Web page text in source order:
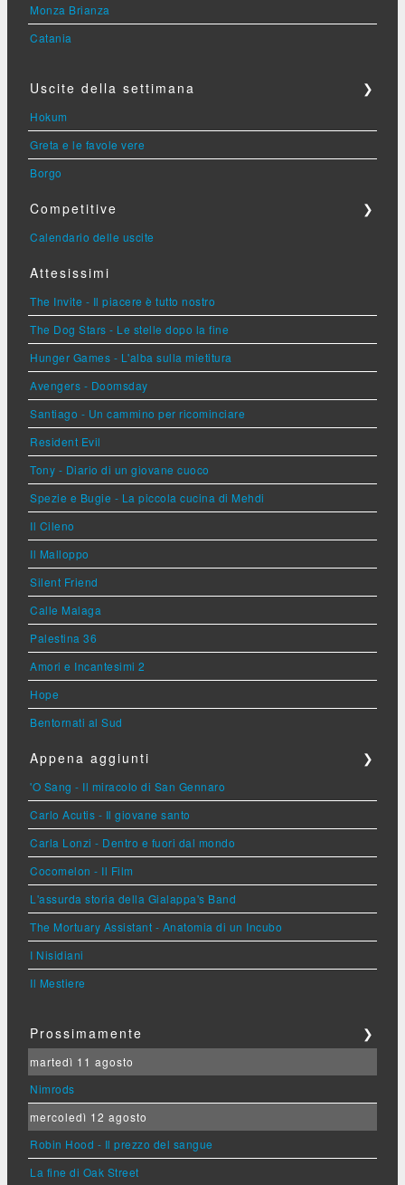
Monza Brianza
Catania
Uscite della settimana ❯
Hokum
Greta e le favole vere
Borgo
Competitive ❯
Calendario delle uscite
Attesissimi
The Invite - Il piacere è tutto nostro
The Dog Stars - Le stelle dopo la fine
Hunger Games - L'alba sulla mietitura
Avengers - Doomsday
Santiago - Un cammino per ricominciare
Resident Evil
Tony - Diario di un giovane cuoco
Spezie e Bugie - La piccola cucina di Mehdi
Il Cileno
Il Malloppo
Silent Friend
Calle Malaga
Palestina 36
Amori e Incantesimi 2
Hope
Bentornati al Sud
Appena aggiunti ❯
'O Sang - Il miracolo di San Gennaro
Carlo Acutis - Il giovane santo
Carla Lonzi - Dentro e fuori dal mondo
Cocomelon - Il Film
L'assurda storia della Gialappa's Band
The Mortuary Assistant - Anatomia di un Incubo
I Nisidiani
Il Mestiere
Prossimamente ❯
martedì 11 agosto
Nimrods
mercoledì 12 agosto
Robin Hood - Il prezzo del sangue
La fine di Oak Street